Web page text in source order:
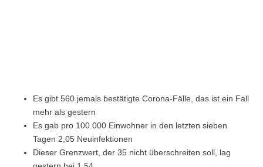
Es gibt 560 jemals bestätigte Corona-Fälle, das ist ein Fall
mehr als gestern
Es gab pro 100.000 Einwohner in den letzten sieben
Tagen 2,05 Neuinfektionen
Dieser Grenzwert, der 35 nicht überschreiten soll, lag